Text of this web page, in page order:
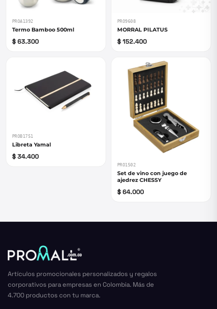
PROA1392
Termo Bamboo 500ml
$ 63.300
PRO9608
MORRAL PILATUS
$ 152.400
PROB1751
Libreta Yamal
$ 34.400
PRO1502
Set de vino con juego de
ajedrez CHESSY
$ 64.000
Artículos promocionales personalizados y regalos
corporativos para empresas en Colombia. Más de
4.700 productos con tu marca.